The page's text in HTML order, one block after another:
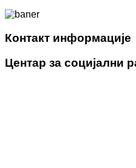
Контакт информације
Центар за социјални